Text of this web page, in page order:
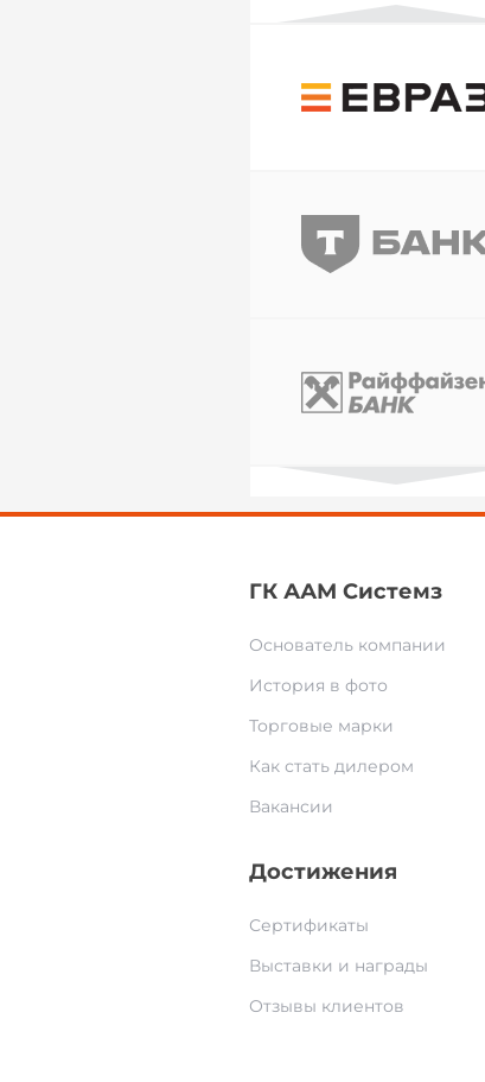
ГК ААМ Системз
Основатель компании
История в фото
Торговые марки
Как стать дилером
Вакансии
Достижения
Сертификаты
Выставки и награды
Отзывы клиентов